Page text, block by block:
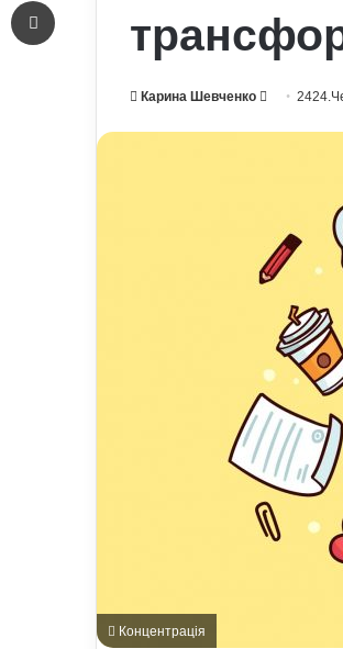
Карина Шевченко
Send
Концентрація